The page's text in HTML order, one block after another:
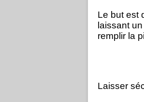
Le but est
laissant
remplir la
Laisser